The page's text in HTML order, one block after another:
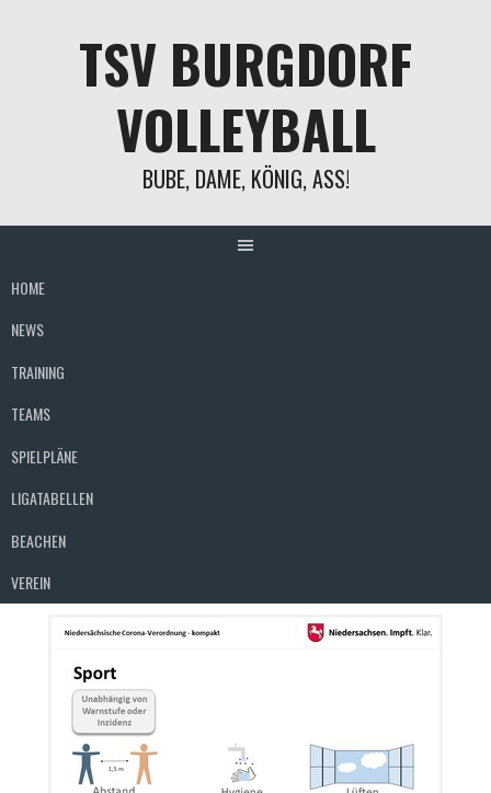
TSV BURGDORF
VOLLEYBALL
BUBE, DAME, KÖNIG, ASS!
HOME
NEWS
TRAINING
TEAMS
SPIELPLÄNE
LIGATABELLEN
BEACHEN
VEREIN